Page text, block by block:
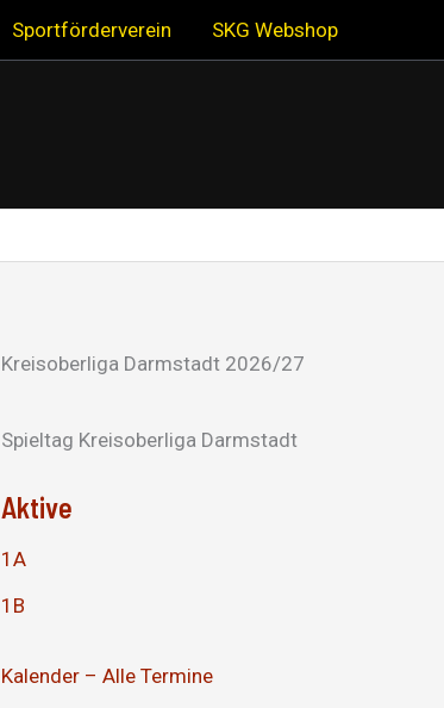
Sportförderverein SKG Webshop
Kreisoberliga Darmstadt 2026/27
Spieltag Kreisoberliga Darmstadt
Aktive
1A
1B
Kalender – Alle Termine